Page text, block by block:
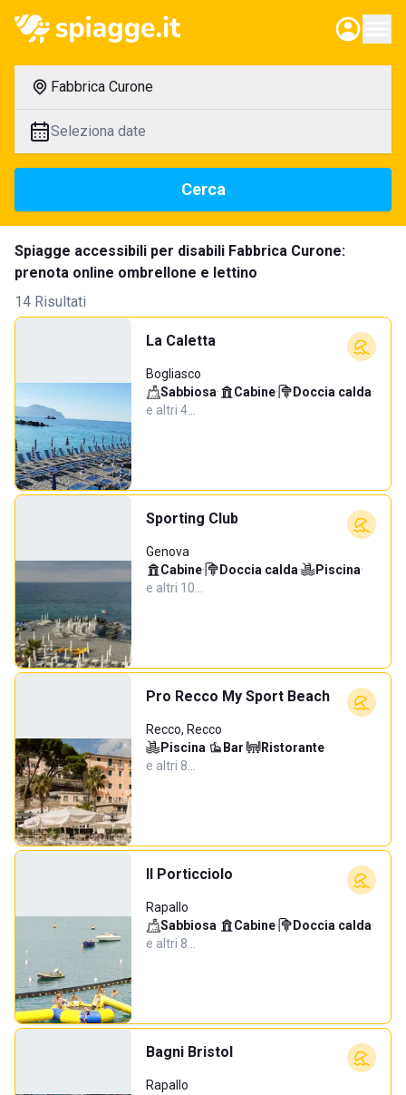
Fabbrica Curone
Seleziona date
Cerca
Spiagge accessibili per disabili Fabbrica Curone:
prenota online ombrellone e lettino
14 Risultati
La Caletta
Bogliasco
Sabbiosa· Cabine· Doccia calda·
e altri 4…
Sporting Club
Genova
Cabine· Doccia calda· Piscina·
e altri 10…
Pro Recco My Sport Beach
Recco, Recco
Piscina· Bar· Ristorante·
e altri 8…
Il Porticciolo
Rapallo
Sabbiosa· Cabine· Doccia calda·
e altri 8…
Bagni Bristol
Rapallo